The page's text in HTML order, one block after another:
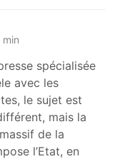
spécialisée
avec les
le sujet est
mais la
de la
l’Etat, en